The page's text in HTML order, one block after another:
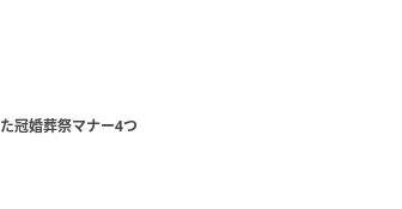
冠婚葬祭マナー4つ